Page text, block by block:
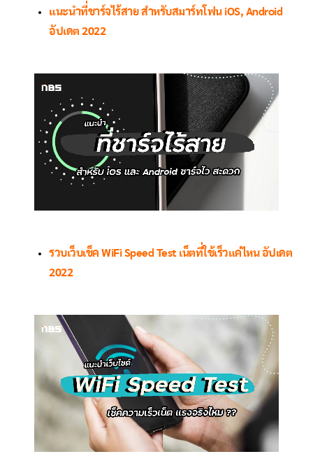
แนะนำที่ชาร์จไร้สาย สำหรับสมาร์ทโฟน iOS, Android
อัปเดต 2022
รวบเว็บเช็ค WiFi Speed Test เน็ตที่ใช้เร็วแค่ไหน อัปเดต
2022